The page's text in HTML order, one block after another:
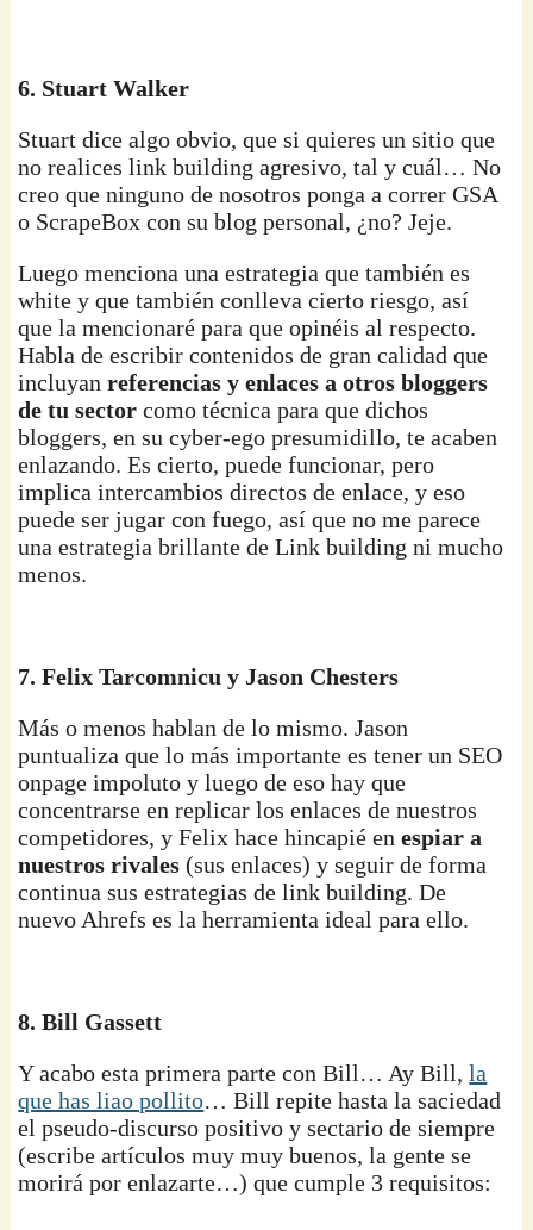
6. Stuart Walker
Stuart dice algo obvio, que si quieres un sitio que
no realices link building agresivo, tal y cuál… No
creo que ninguno de nosotros ponga a correr GSA
o ScrapeBox con su blog personal, ¿no? Jeje.
Luego menciona una estrategia que también es
white y que también conlleva cierto riesgo, así
que la mencionaré para que opinéis al respecto.
Habla de escribir contenidos de gran calidad que
incluyanreferencias y enlaces a otros bloggers
de tu sector como técnica para que dichos
bloggers, en su cyber-ego presumidillo, te acaben
enlazando. Es cierto, puede funcionar, pero
implica intercambios directos de enlace, y eso
puede ser jugar con fuego, así que no me parece
una estrategia brillante de Link building ni mucho
menos.
7. Felix Tarcomnicu y Jason Chesters
Más o menos hablan de lo mismo. Jason
puntualiza que lo más importante es tener un SEO
onpage impoluto y luego de eso hay que
concentrarse en replicar los enlaces de nuestros
competidores, y Felix hace hincapié enespiar a
nuestros rivales (sus enlaces) y seguir de forma
continua sus estrategias de link building. De
nuevo Ahrefs es la herramienta ideal para ello.
8. Bill Gassett
Y acabo esta primera parte con Bill… Ay Bill,la
que has liao pollito… Bill repite hasta la saciedad
el pseudo-discurso positivo y sectario de siempre
(escribe artículos muy muy buenos, la gente se
morirá por enlazarte…) que cumple 3 requisitos: